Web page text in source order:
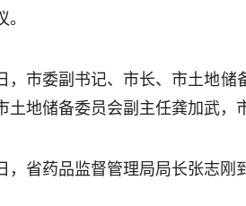
，市委副书记、市长、市土地
土地储备委员会副主任龚加武，
，省药品监督管理局局长张志